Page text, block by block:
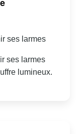
ses larmes
ses larmes
lumineux.